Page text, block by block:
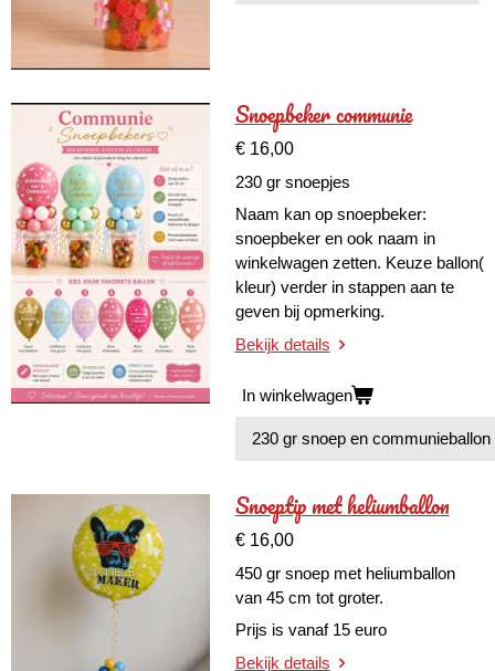
Snoepbeker communie
€ 16,00
230 gr snoepjes
Naam kan op snoepbeker:
snoepbeker en ook naam in
winkelwagen zetten. Keuze ballon(
kleur) verder in stappen aan te
geven bij opmerking.
Bekijk details
In winkelwagen
Snoeptip met heliumballon
€ 16,00
450 gr snoep met heliumballon
van 45 cm tot groter.
Prijs is vanaf 15 euro
Bekijk details